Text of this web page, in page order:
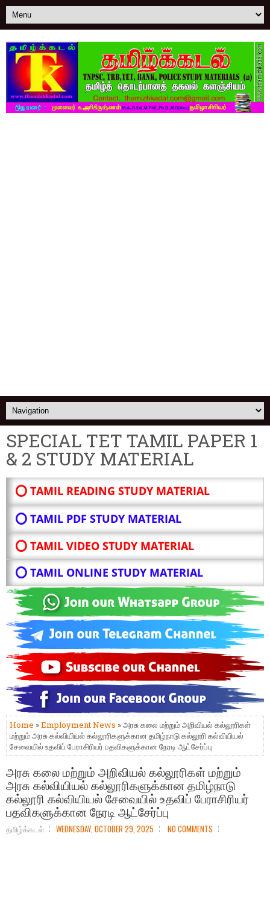
SPECIAL TET TAMIL PAPER 1
& 2 STUDY MATERIAL
⭕ TAMIL READING STUDY MATERIAL
⭕ TAMIL PDF STUDY MATERIAL
⭕ TAMIL VIDEO STUDY MATERIAL
⭕ TAMIL ONLINE STUDY MATERIAL
Home »Employment News » அரசு கலை மற்றும் அறிவியல் கல்லூரிகள்
மற்றும் அரசு கல்வியியல் கல்லூரிகளுக்கான தமிழ்நாடு கல்லூரி கல்வியியல்
சேவையில் உதவிப் பேராசிரியர் பதவிகளுக்கான நேரடி ஆட்சேர்ப்பு
அரசு கலை மற்றும் அறிவியல் கல்லூரிகள் மற்றும்
அரசு கல்வியியல் கல்லூரிகளுக்கான தமிழ்நாடு
கல்லூரி கல்வியியல் சேவையில் உதவிப் பேராசிரியர்
பதவிகளுக்கான நேரடி ஆட்சேர்ப்பு
தமிழ்க்கடல் WEDNESDAY, OCTOBER 29, 2025 NO COMMENTS